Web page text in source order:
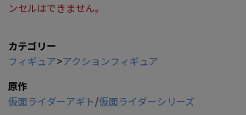
ンセルはできません。
カテゴリー
フィギュア>アクションフィギュア
原作
仮面ライダーアギト/仮面ライダーシリーズ